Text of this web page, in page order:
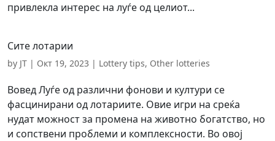
привлекла интерес на луѓе од целиот...
Сите лотарии
by JT | Окт 19, 2023 | Lottery tips, Other lotteries
Вовед Луѓе од различни фонови и култури се
фасцинирани од лотариите. Овие игри на среќа
нудат можност за промена на животно богатство, но
и сопствени проблеми и комплексности. Во овој